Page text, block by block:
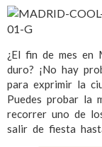
¿El fin de mes en
duro? ¡No hay
para exprimir la
Puedes probar la
recorrer uno de
salir de fiesta